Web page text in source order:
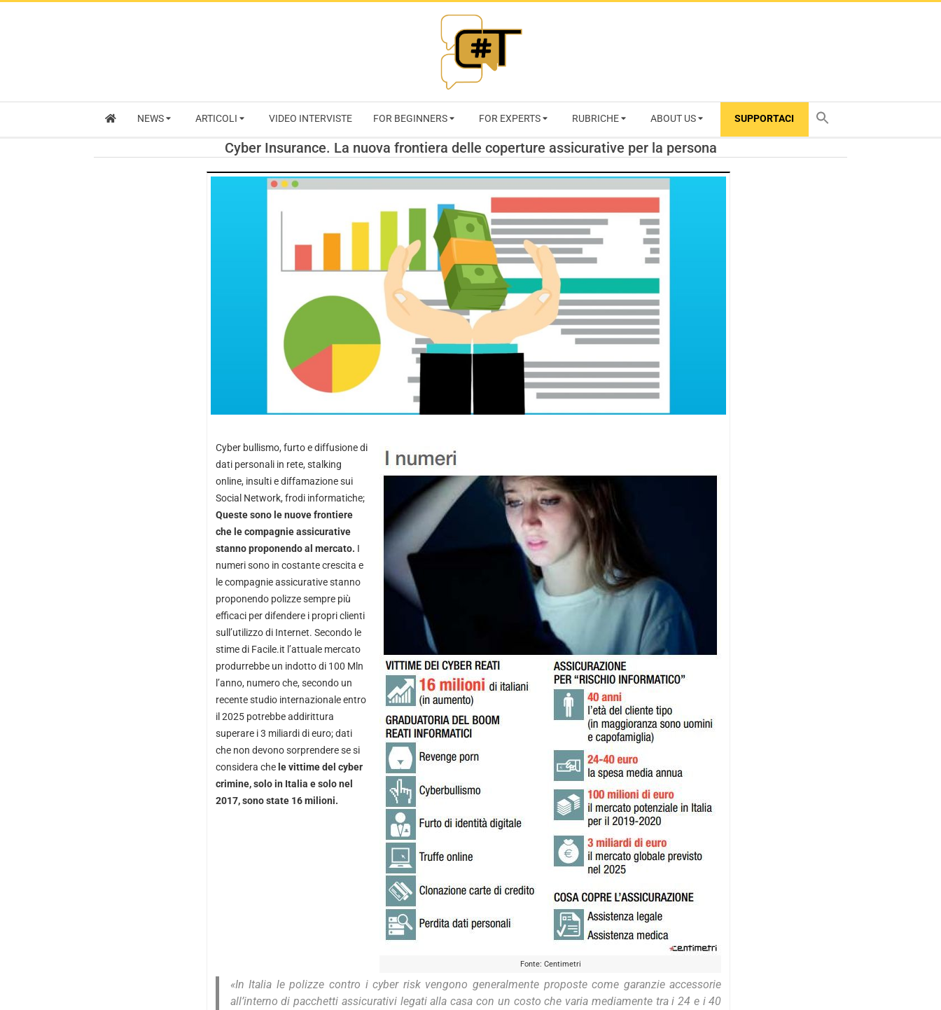
RIVISTA
CYBERSECURITY
TRENDS
NEWS ARTICOLI VIDEO INTERVISTE FOR BEGINNERS FOR EXPERTS RUBRICHE ABOUT US SUPPORTACI
Cyber Insurance. La nuova frontiera delle coperture assicurative per la persona
Fonte: Centimetri
Cyber bullismo, furto e diffusione di
dati personali in rete, stalking
online, insulti e diffamazione sui
Social Network, frodi informatiche;
Queste sono le nuove frontiere
che le compagnie assicurative
stanno proponendo al mercato. I
numeri sono in costante crescita e
le compagnie assicurative stanno
proponendo polizze sempre più
efficaci per difendere i propri clienti
sull’utilizzo di Internet. Secondo le
stime di Facile.it l’attuale mercato
produrrebbe un indotto di 100 Mln
l’anno, numero che, secondo un
recente studio internazionale entro
il 2025 potrebbe addirittura
superare i 3 miliardi di euro; dati
che non devono sorprendere se si
considera chele vittime del cyber
crimine, solo in Italia e solo nel
2017, sono state 16 milioni.
«In Italia le polizze contro i cyber risk vengono generalmente proposte come garanzie accessorie
all’interno di pacchetti assicurativi legati alla casa con un costo che varia mediamente tra i 24 e i 40